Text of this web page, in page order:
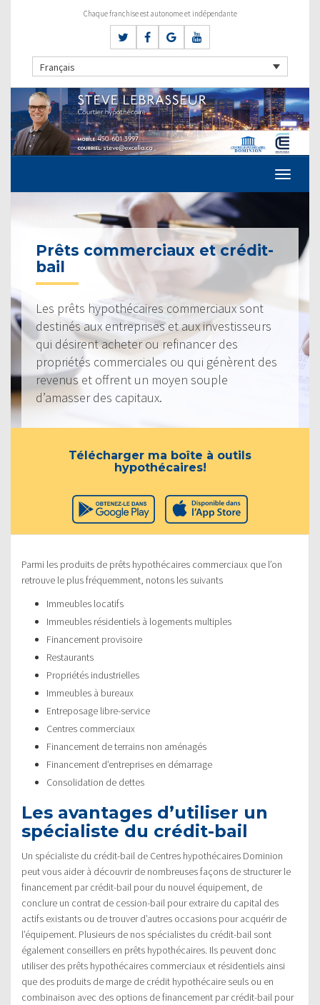
Chaque franchise est autonome et indépendante
Français
Prêts commerciaux et crédit-
bail
Les prêts hypothécaires commerciaux sont
destinés aux entreprises et aux investisseurs
qui désirent acheter ou refinancer des
propriétés commerciales ou qui génèrent des
revenus et offrent un moyen souple
d’amasser des capitaux.
Télécharger ma boîte à outils
hypothécaires!
Parmi les produits de prêts hypothécaires commerciaux que l’on
retrouve le plus fréquemment, notons les suivants
Immeubles locatifs
Immeubles résidentiels à logements multiples
Financement provisoire
Restaurants
Propriétés industrielles
Immeubles à bureaux
Entreposage libre-service
Centres commerciaux
Financement de terrains non aménagés
Financement d’entreprises en démarrage
Consolidation de dettes
Les avantages d’utiliser un
spécialiste du crédit-bail
Un spécialiste du crédit-bail de Centres hypothécaires Dominion
peut vous aider à découvrir de nombreuses façons de structurer le
financement par crédit-bail pour du nouvel équipement, de
conclure un contrat de cession-bail pour extraire du capital des
actifs existants ou de trouver d’autres occasions pour acquérir de
l’équipement. Plusieurs de nos spécialistes du crédit-bail sont
également conseillers en prêts hypothécaires. Ils peuvent donc
utiliser des prêts hypothécaires commerciaux et résidentiels ainsi
que des produits de marge de crédit hypothécaire seuls ou en
combinaison avec des options de financement par crédit-bail pour